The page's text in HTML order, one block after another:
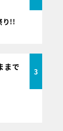
り!!
まで
3